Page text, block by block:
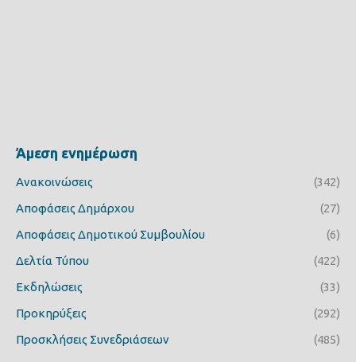
Άμεση ενημέρωση
Ανακοινώσεις
(342)
Αποφάσεις Δημάρχου
(27)
Αποφάσεις Δημοτικού Συμβουλίου
(6)
Δελτία Τύπου
(422)
Εκδηλώσεις
(33)
Προκηρύξεις
(292)
Προσκλήσεις Συνεδριάσεων
(485)